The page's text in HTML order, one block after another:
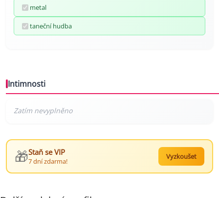
metal
taneční hudba
Intimnosti
🎁Staň se VIP
7 dní zdarma!
Vyzkoušet